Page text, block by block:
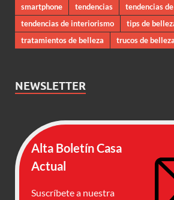
smartphone
tendencias
tendencias
tendencias de interiorismo
tips de
tratamientos de belleza
trucos de belleza
NEWSLETTER
Alta Boletín Casa
Actual
Suscríbete a nuestra